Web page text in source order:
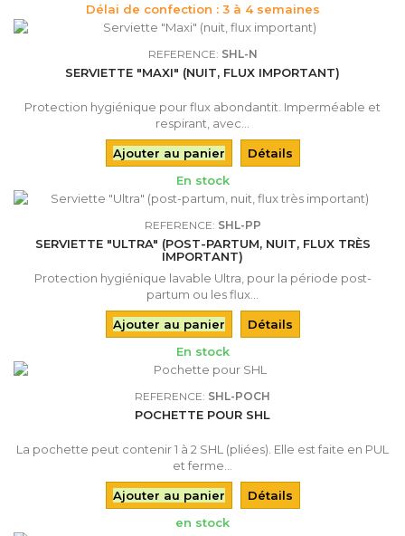
Délai de confection : 3 à 4 semaines
REFERENCE: SHL-N
SERVIETTE "MAXI" (NUIT, FLUX IMPORTANT)
Protection hygiénique pour flux abondantit. Imperméable et
respirant, avec...
Ajouter au panier
Détails
En stock
REFERENCE: SHL-PP
SERVIETTE "ULTRA" (POST-PARTUM, NUIT, FLUX TRÈS
IMPORTANT)
Protection hygiénique lavable Ultra, pour la période post-
partum ou les flux...
Ajouter au panier
Détails
En stock
REFERENCE: SHL-POCH
POCHETTE POUR SHL
La pochette peut contenir 1 à 2 SHL (pliées). Elle est faite en PUL
et ferme...
Ajouter au panier
Détails
en stock